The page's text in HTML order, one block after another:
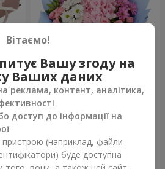
Романтичний букет
"Небеса"
Замовити
Вітаємо!
Вашу згоду на
Ваших даних
реклама, контент, аналітика,
доступ до інформації на
(наприклад, файли
буде доступна